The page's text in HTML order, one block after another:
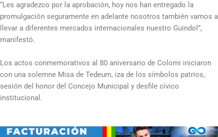
“Les agradezco por la aprobación, hoy nos han entregado la
promulgación seguramente en adelante nosotros también vamos a
llevar a diferentes mercados internacionales nuestro Guindol”,
manifestó.
Los actos conmemorativos al 80 aniversario de Colomi iniciaron
con una solemne Misa de Tedeum, iza de los símbolos patrios,
sesión del honor del Concejo Municipal y desfile cívico
institucional.